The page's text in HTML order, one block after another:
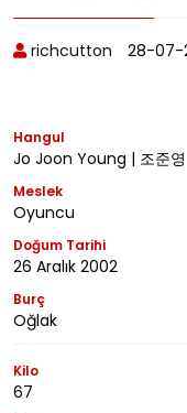
richcutton 28-07-
Hangul
Jo Joon Young | 조준영
Meslek
Oyuncu
Doğum Tarihi
26 Aralık 2002
Burç
Oğlak
Kilo
67